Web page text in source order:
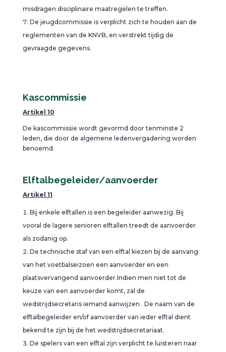
misdragen disciplinaire maatregelen te treffen.
De jeugdcommissie is verplicht zich te houden aan de
reglementen van de KNVB, en verstrekt tijdig de
gevraagde gegevens.
Kascommissie
Artikel 10
De kascommissie wordt gevormd door tenminste 2
leden, die door de algemene ledenvergadering worden
benoemd.
Elftalbegeleider/aanvoerder
Artikel 11
Bij enkele elftallen is een begeleider aanwezig. Bij
vooral de lagere senioren elftallen treedt de aanvoerder
als zodanig op.
De technische staf van een elftal kiezen bij de aanvang
van het voetbalseizoen een aanvoerder en een
plaatsvervangend aanvoerder.Indien men niet tot de
keuze van een aanvoerder komt, zal de
wedstrijdsecretaris iemand aanwijzen. De naam van de
elftalbegeleider en/of aanvoerder van ieder elftal dient
bekend te zijn bij de het wedstrijdsecretariaat.
De spelers van een elftal zijn verplicht te luisteren naar